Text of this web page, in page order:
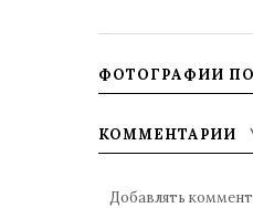
ФОТОГРАФИИ
КОММЕНТАРИИ
Добавлять